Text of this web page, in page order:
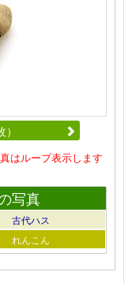
はループ表示します
写真
古代ハス
れんこん